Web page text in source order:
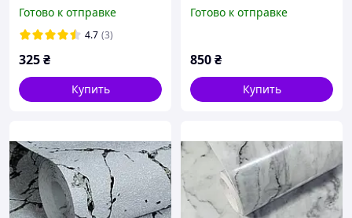
ванной, коридора, синие
с золотом 0,53*10 м
Готово к отправке
4.7 (3)
325₴
Купить
коричневые с
Готово к отправке
850₴
Купить